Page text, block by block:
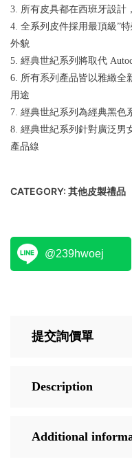
3. 所有皮具都在西班牙設計
4. 全系列皮件採用最頂級”
外貌
5. 經典世紀系列將取代
6. 所有系列產品皆以雅緻全
用途
7. 經典世紀系列為經典黑色
8. 經典世紀系列針對廣泛男
產品線
CATEGORY: 其他皮製禮品
@239hwoej
提交詢價單
Description
Additional